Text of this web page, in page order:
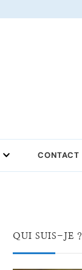
CONTACT
QUI SUIS-JE ?